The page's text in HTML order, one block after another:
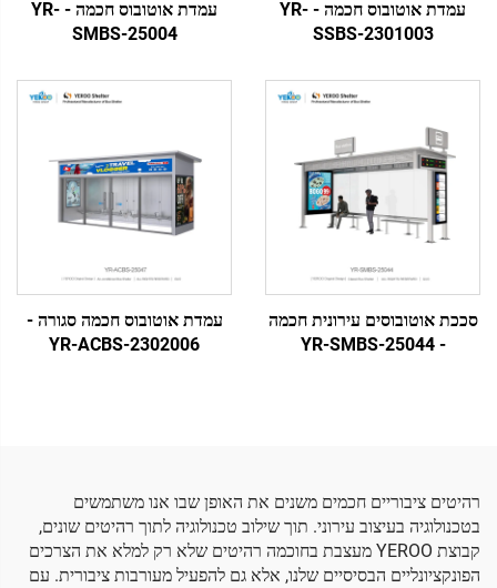
עמדת אוטובוס חכמה - YR-
SSBS-2301003
עמדת אוטובוס חכמה - YR-
SMBS-25004
סככת אוטובוסים עירונית חכמה
- YR-SMBS-25044
עמדת אוטובוס חכמה סגורה -
YR-ACBS-2302006
רהיטים ציבוריים חכמים משנים את האופן שבו אנו משתמשים
בטכנולוגיה בעיצוב עירוני. תוך שילוב טכנולוגיה לתוך רהיטים שונים,
קבוצת YEROO מעצבת בחוכמה רהיטים שלא רק למלא את הצרכים
הפונקציונליים הבסיסיים שלנו, אלא גם להפעיל מעורבות ציבורית. עם